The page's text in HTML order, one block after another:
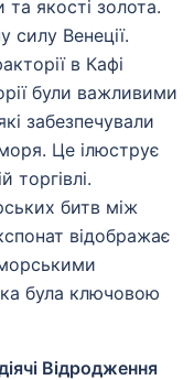
та якості золота.
силу Венеції.
в Кафі
були важливими
забезпечували
Це ілюструє
торгівлі.
битв між
відображає
була ключовою
Відродження